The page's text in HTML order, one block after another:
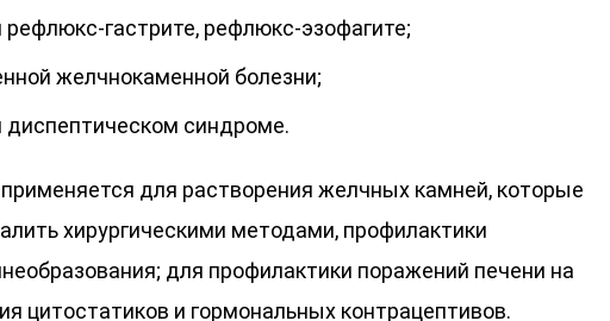
гастрите, рефлюкс-эзофагите;
желчнокаменной болезни;
диспептическом синдроме.
для растворения желчных камней, которые
хирургическими методами, профилактики
для профилактики поражений печени на
цитостатиков и гормональных контрацептивов.